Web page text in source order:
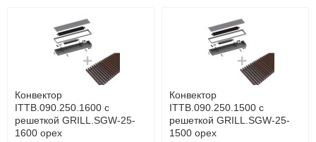
Доставка сантехники по Москве и Московской области
Наличный расчёт
Банковской картой на сайте в режиме реального
времени
Банковской картой при получении товара как при
доставке, так и самовывозом
Интернет-деньгами (Yandex-деньги, Web-money,
Qiwi-кошельки и другие).
Безналичный расчёт (возможно и с НДС)
подробнее...
Конвектор
ITTB.090.250.1600 с
решеткой GRILL.SGW-25-
1600 орех
Конвектор
ITTB.090.250.1500 с
решеткой GRILL.SGW-25-
1500 орех